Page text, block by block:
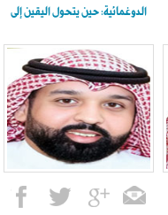
الدوغمائية: حين يتحول اليقين إلى